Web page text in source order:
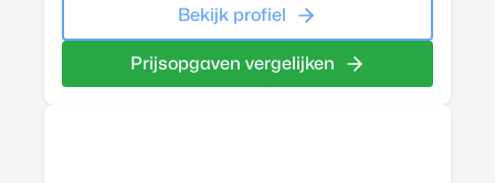
Bekijk profiel
Prijsopgaven vergelijken